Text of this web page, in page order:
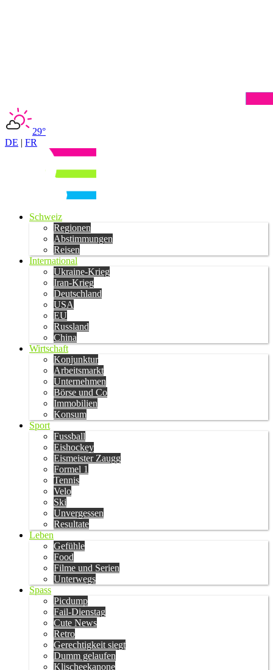
29°
DE | FR
Schweiz
Regionen
Abstimmungen
Reisen
International
Ukraine-Krieg
Iran-Krieg
Deutschland
USA
EU
Russland
China
Wirtschaft
Konjunktur
Arbeitsmarkt
Unternehmen
Börse und Co
Immobilien
Konsum
Sport
Fussball
Eishockey
Eismeister Zaugg
Formel 1
Tennis
Velo
Ski
Unvergessen
Resultate
Leben
Gefühle
Food
Filme und Serien
Unterwegs
Spass
Picdump
Fail-Dienstag
Cute News
Retro
Gerechtigkeit siegt
Dumm gelaufen
Klischeekanone